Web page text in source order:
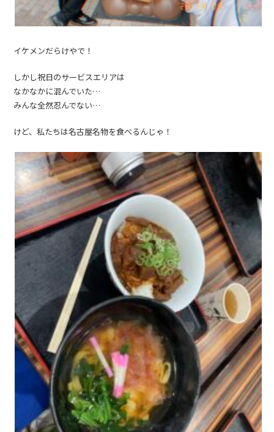
イケメンだらけやで！
しかし祝日のサービスエリアは
なかなかに混んでいた…
みんな全然忍んでない…
けど、私たちは名古屋名物を食べるんじゃ！